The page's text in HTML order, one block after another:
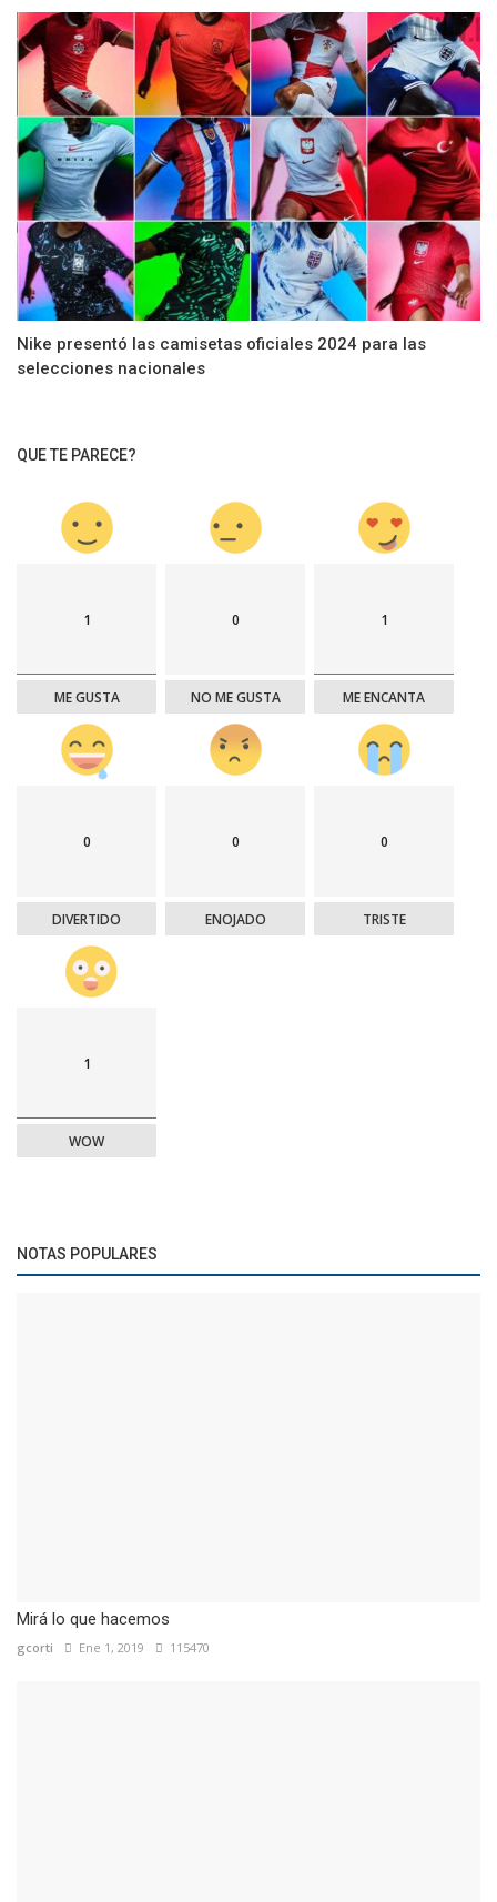
Nike presentó las camisetas oficiales 2024 para las
selecciones nacionales
QUE TE PARECE?
1
ME GUSTA
0
NO ME GUSTA
1
ME ENCANTA
0
DIVERTIDO
0
ENOJADO
0
TRISTE
1
WOW
NOTAS POPULARES
Mirá lo que hacemos
gcorti Ene 1, 2019 115470